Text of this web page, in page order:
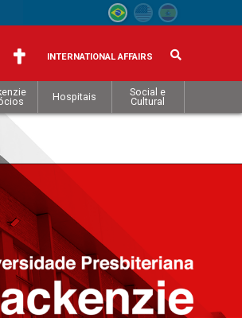
INTERNATIONAL AFFAIRS
Hospitais
Social e
Cultural